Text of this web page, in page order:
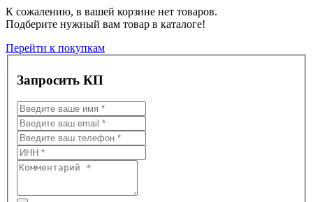
К сожалению, в вашей корзине нет товаров.
Подберите нужный вам товар в каталоге!
Перейти к покупкам
Запросить КП